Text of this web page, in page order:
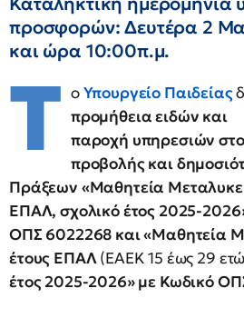
προσφορών: Δευτέρα 2
και ώρα 10:00π.μ.
Τ οΥπουργείο Παιδείας
προμήθειαειδών και
παροχή υπηρεσιών
προβολής και
Πράξεων «Μαθητεία
ΕΠΑΛ, σχολικό έτος 2025-
ΟΠΣ 6022268 και «Μαθητεία
έτους ΕΠΑΛ(ΕΑΕΚ 15 έως 29
έτος 2025-2026» με Κωδικό